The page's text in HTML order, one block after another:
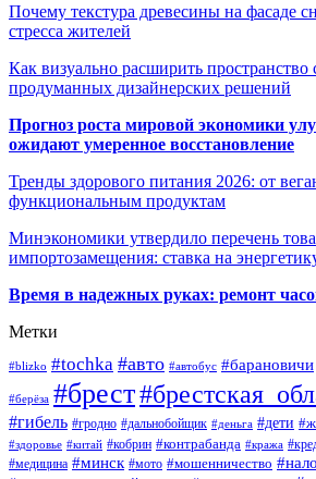
Почему текстура древесины на фасаде
стресса жителей
Как визуально расширить
продуманных дизайнерских решений
Прогноз роста мировой экономики
ожидают умеренное восстановление
Тренды здорового питания 2026: от
функциональным продуктам
Минэкономики утвердило перечень
импортозамещения: ставка на
Время в надежных руках: ремонт
Метки
#blizko #tochka #авто #автобус #барановичи
#берёза #брест
#гибель #гродно #дальнобойщик #деньга #дети
#здоровье #китай #кобрин #контрабанда #кража
#медицина #минск #мото #мошенничество